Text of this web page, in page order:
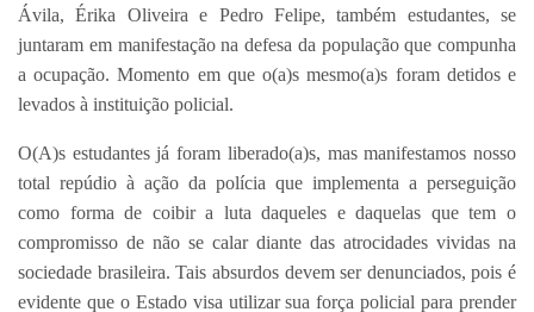
Ávila, Érika Oliveira e Pedro Felipe, também estudantes, se
juntaram em manifestação na defesa da população que compunha
a ocupação. Momento em que o(a)s mesmo(a)s foram detidos e
levados à instituição policial.
O(A)s estudantes já foram liberado(a)s, mas manifestamos nosso
total repúdio à ação da polícia que implementa a perseguição
como forma de coibir a luta daqueles e daquelas que tem o
compromisso de não se calar diante das atrocidades vividas na
sociedade brasileira. Tais absurdos devem ser denunciados, pois é
evidente que o Estado visa utilizar sua força policial para prender